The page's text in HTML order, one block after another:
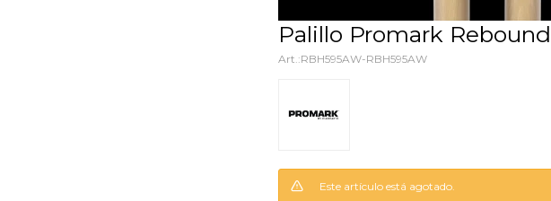
Palillo Promark
RBH595AW-RBH595AW
Este artículo está agotado.